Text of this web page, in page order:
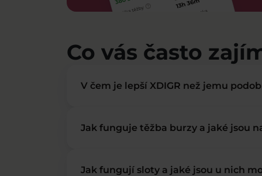
Co vás často
V čem je lepší XDIGR než jemu
Jak funguje těžba burzy a jaké jsou
Jak fungují sloty a jaké jsou u nich